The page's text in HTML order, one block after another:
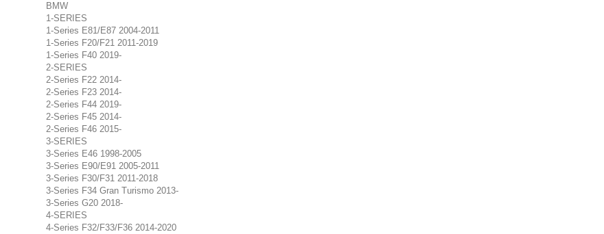
BMW
1-SERIES
1-Series E81/E87 2004-2011
1-Series F20/F21 2011-2019
1-Series F40 2019-
2-SERIES
2-Series F22 2014-
2-Series F23 2014-
2-Series F44 2019-
2-Series F45 2014-
2-Series F46 2015-
3-SERIES
3-Series E46 1998-2005
3-Series E90/E91 2005-2011
3-Series F30/F31 2011-2018
3-Series F34 Gran Turismo 2013-
3-Series G20 2018-
4-SERIES
4-Series F32/F33/F36 2014-2020